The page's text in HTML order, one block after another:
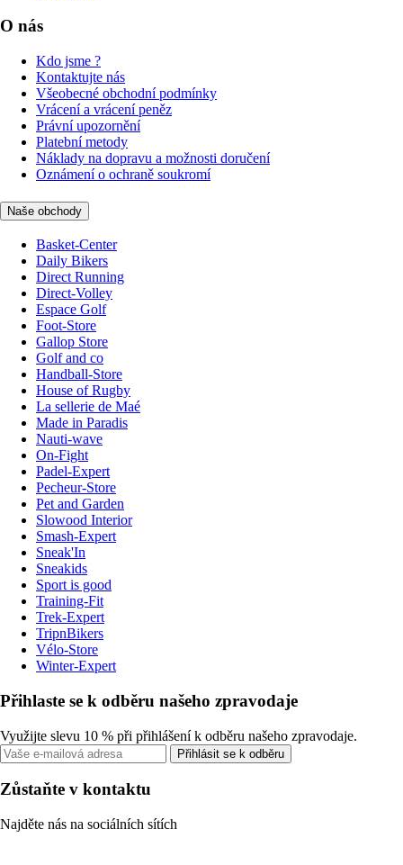
O nás
Kdo jsme ?
Kontaktujte nás
Všeobecné obchodní podmínky
Vrácení a vrácení peněz
Právní upozornění
Platební metody
Náklady na dopravu a možnosti doručení
Oznámení o ochraně soukromí
Naše obchody
Basket-Center
Daily Bikers
Direct Running
Direct-Volley
Espace Golf
Foot-Store
Gallop Store
Golf and co
Handball-Store
House of Rugby
La sellerie de Maé
Made in Paradis
Nauti-wave
On-Fight
Padel-Expert
Pecheur-Store
Pet and Garden
Slowood Interior
Smash-Expert
Sneak'In
Sneakids
Sport is good
Training-Fit
Trek-Expert
TripnBikers
Vélo-Store
Winter-Expert
Přihlaste se k odběru našeho zpravodaje
Využijte slevu 10 % při přihlášení k odběru našeho zpravodaje.
Přihlásit se k odběru
Zůstaňte v kontaktu
Najděte nás na sociálních sítích